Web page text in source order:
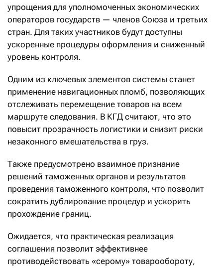
упрощения для уполномоченных экономических
операторов государств — членов Союза и третьих
стран. Для таких участников будут доступны
ускоренные процедуры оформления и сниженный
уровень контроля.
Одним из ключевых элементов системы станет
применение навигационных пломб, позволяющих
отслеживать перемещение товаров на всем
маршруте следования. В КГД считают, что это
повысит прозрачность логистики и снизит риски
незаконного вмешательства в груз.
Также предусмотрено взаимное признание
решений таможенных органов и результатов
проведения таможенного контроля, что позволит
сократить дублирование процедур и ускорить
прохождение границ.
Ожидается, что практическая реализация
соглашения позволит эффективнее
противодействовать «серому» товарообороту,